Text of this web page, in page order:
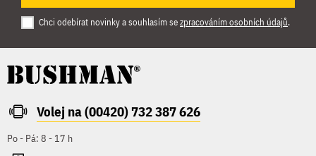
Chci odebírat novinky a souhlasím sezpracováním osobních údajů.
Volej na (00420) 732 387 626
Po - Pá: 8 - 17 h